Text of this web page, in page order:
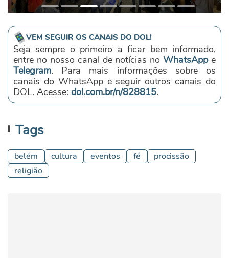
VEM SEGUIR OS CANAIS DO DOL!
Seja sempre o primeiro a ficar bem informado,
entre no nosso canal de notícias noWhatsAppe
Telegram. Para mais informações sobre os
canais do WhatsApp e seguir outros canais do
DOL. Acesse: dol.com.br/n/828815.
Tags
belém cultura eventos fé
procissão
religião